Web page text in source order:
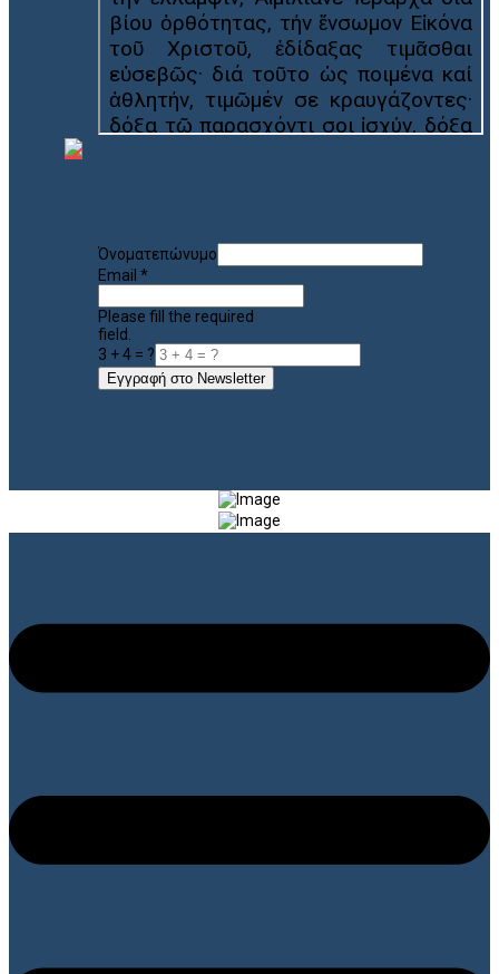
Όνοματεπώνυμο
Email *
Please fill the required
field.
3 + 4 = ?
Εγγραφή στο Newsletter